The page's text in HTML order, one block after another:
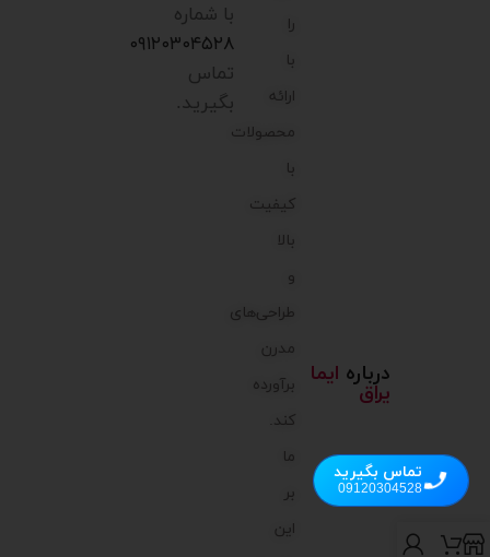
درباره ایما
یراق
را
با
ارائه
محصولات
با
کیفیت
بالا
و
طراحی‌های
مدرن
برآورده
کند.
ما
بر
این
با شماره
۰۹۱۲۰۳۰۴۵۲۸
تماس
بگیرید.
تماس بگیرید
09120304528